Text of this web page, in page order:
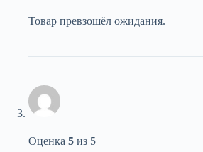
Товар превзошёл ожидания.
Оценка 5 из 5